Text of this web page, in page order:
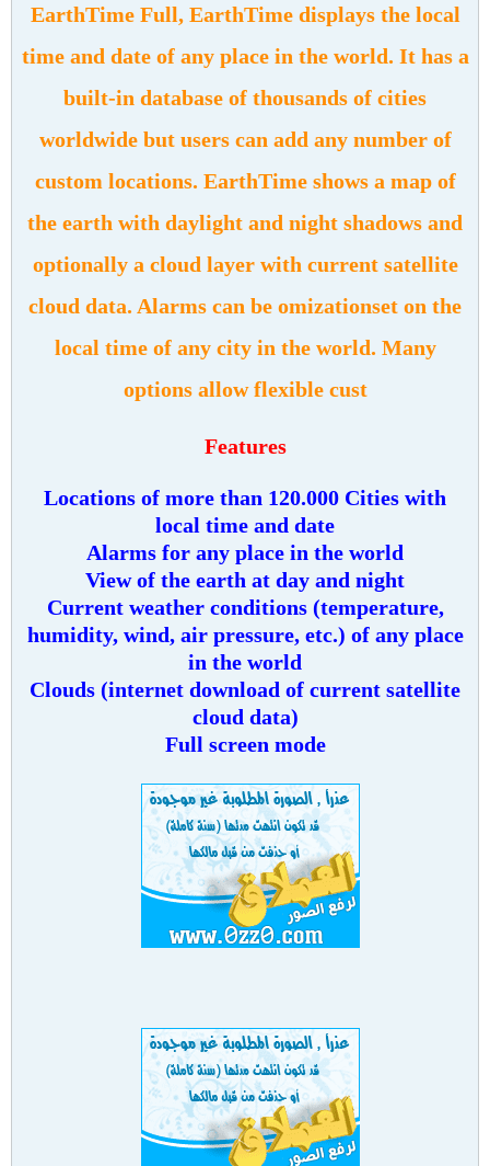
EarthTime Full, EarthTime displays the local
time and date of any place in the world. It has a
built-in database of thousands of cities
worldwide but users can add any number of
custom locations. EarthTime shows a map of
the earth with daylight and night shadows and
optionally a cloud layer with current satellite
cloud data. Alarms can be omizationset on the
local time of any city in the world. Many
options allow flexible cust
Features
Locations of more than 120.000 Cities with
local time and date
Alarms for any place in the world
View of the earth at day and night
Current weather conditions (temperature,
humidity, wind, air pressure, etc.) of any place
in the world
Clouds (internet download of current satellite
cloud data)
Full screen mode